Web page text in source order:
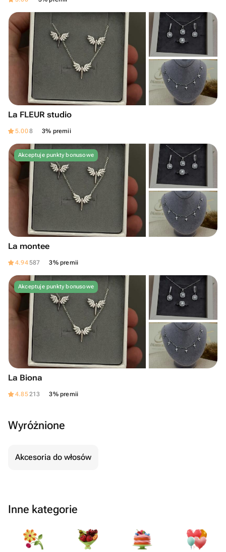
La FLEUR studio
5.008 3% premii
Akceptuje punkty bonusowe
La montee
4.94587 3% premii
Akceptuje punkty bonusowe
La Biona
4.85213 3% premii
Wyróżnione
Akcesoria do włosów
Inne kategorie